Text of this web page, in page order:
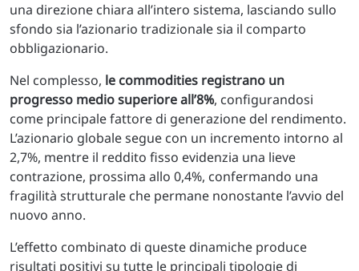
una direzione chiara all’intero sistema, lasciando sullo
sfondo sia l’azionario tradizionale sia il comparto
obbligazionario.
Nel complesso, le commodities registrano un
progresso medio superiore all’8%, configurandosi
come principale fattore di generazione del rendimento.
L’azionario globale segue con un incremento intorno al
2,7%, mentre il reddito fisso evidenzia una lieve
contrazione, prossima allo 0,4%, confermando una
fragilità strutturale che permane nonostante l’avvio del
nuovo anno.
L’effetto combinato di queste dinamiche produce
risultati positivi su tutte le principali tipologie di